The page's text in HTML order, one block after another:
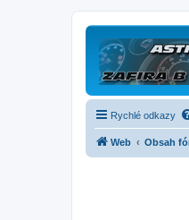
Rychlé odkazy
Web Obsah